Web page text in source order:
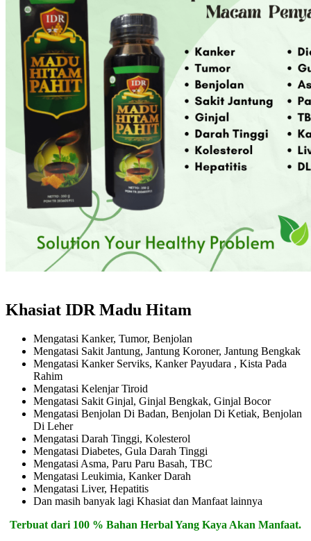
Khasiat IDR Madu Hitam
Mengatasi Kanker, Tumor, Benjolan
Mengatasi Sakit Jantung, Jantung Koroner, Jantung Bengkak
Mengatasi Kanker Serviks, Kanker Payudara , Kista Pada
Rahim
Mengatasi Kelenjar Tiroid
Mengatasi Sakit Ginjal, Ginjal Bengkak, Ginjal Bocor
Mengatasi Benjolan Di Badan, Benjolan Di Ketiak, Benjolan
Di Leher
Mengatasi Darah Tinggi, Kolesterol
Mengatasi Diabetes, Gula Darah Tinggi
Mengatasi Asma, Paru Paru Basah, TBC
Mengatasi Leukimia, Kanker Darah
Mengatasi Liver, Hepatitis
Dan masih banyak lagi Khasiat dan Manfaat lainnya
Terbuat dari 100 % Bahan Herbal Yang Kaya Akan Manfaat.